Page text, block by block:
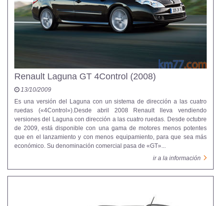
Renault Laguna GT 4Control (2008)
13/10/2009
Es una versión del Laguna con un sistema de dirección a las cuatro
ruedas («4Control»).Desde abril 2008 Renault lleva vendiendo
versiones del Laguna con dirección a las cuatro ruedas. Desde octubre
de 2009, está disponible con una gama de motores menos potentes
que en el lanzamiento y con menos equipamiento, para que sea más
económico. Su denominación comercial pasa de «GT»...
ir a la información